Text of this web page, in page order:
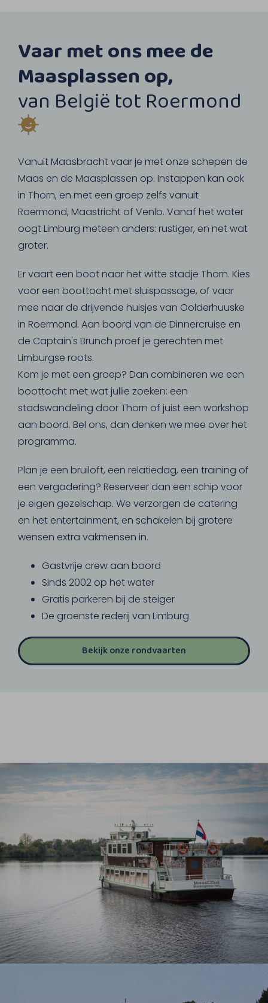
Vaar met ons mee de
Maasplassen op,
van België tot Roermond
Vanuit Maasbracht vaar je met onze schepen de
Maas en de Maasplassen op. Instappen kan ook
in Thorn, en met een groep zelfs vanuit
Roermond, Maastricht of Venlo. Vanaf het water
oogt Limburg meteen anders: rustiger, en net wat
groter.
Er vaart een boot naar het witte stadje Thorn. Kies
voor een boottocht met sluispassage, of vaar
mee naar de drijvende huisjes van Oolderhuuske
in Roermond. Aan boord van de Dinnercruise en
de Captain's Brunch proef je gerechten met
Limburgse roots.
Kom je met een groep? Dan combineren we een
boottocht met wat jullie zoeken: een
stadswandeling door Thorn of juist een workshop
aan boord. Bel ons, dan denken we mee over het
programma.
Plan je een bruiloft, een relatiedag, een training of
een vergadering? Reserveer dan een schip voor
je eigen gezelschap. We verzorgen de catering
en het entertainment, en schakelen bij grotere
wensen extra vakmensen in.
Gastvrije crew aan boord
Sinds 2002 op het water
Gratis parkeren bij de steiger
De groenste rederij van Limburg
Bekijk onze rondvaarten